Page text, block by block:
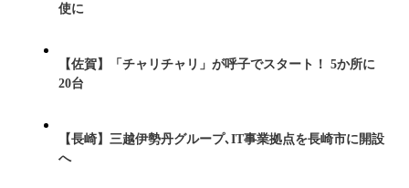
使に
【佐賀】「チャリチャリ」が呼子でスタート！ 5か所に
20台
【長崎】三越伊勢丹グループ､IT事業拠点を長崎市に開設
へ